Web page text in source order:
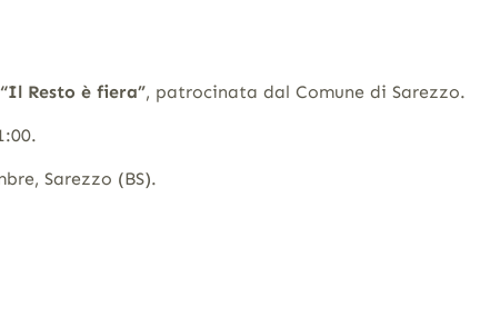
“Il Resto è fiera”, patrocinata dal Comune di Sarezzo.
.
Sarezzo (BS).